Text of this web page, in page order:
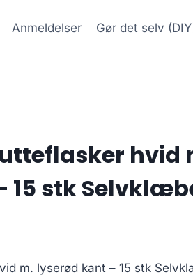
Anmeldelser Gør det selv
hvid
15 stk
m. lyserød kant – 15 stk